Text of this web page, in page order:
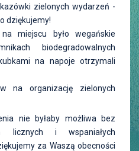
zielonych wydarzeń -
dziękujemy!
miejscu było wegańskie
biodegradowalnych
na napoje otrzymali
na organizację zielonych
nie byłaby możliwa bez
licznych i wspaniałych
za Waszą obecności